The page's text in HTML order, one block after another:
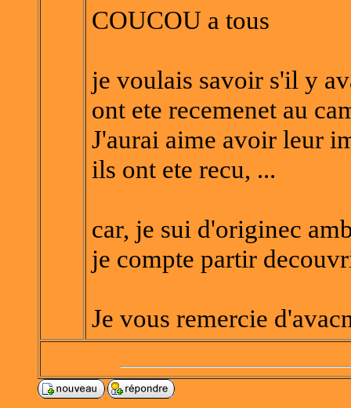
COUCOU a tous
je voulais savoir s'il y
ont ete recemenet au
J'aurai aime avoir leur
ils ont ete recu, ...
car, je sui d'originec
je compte partir
Je vous remercie